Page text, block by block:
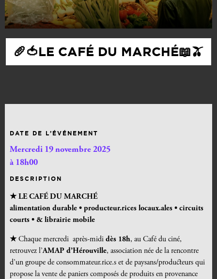
🥖🍅LE CAFÉ DU MARCHÉ📖🫒
DATE DE L’ÉVÉNEMENT
Mercredi 19 novembre 2025
à 18h00
DESCRIPTION
★ LE CAFÉ DU MARCHÉ
alimentation durable • producteur.rices locaux.ales • circuits
courts • & librairie mobile
★Chaque mercredi après-midi dès 18h, au Café du ciné,
retrouvez l’AMAP d’Hérouville, association née de la rencontre
d’un groupe de consommateur.rice.s et de paysans/producteurs qui
propose la vente de paniers composés de produits en provenance